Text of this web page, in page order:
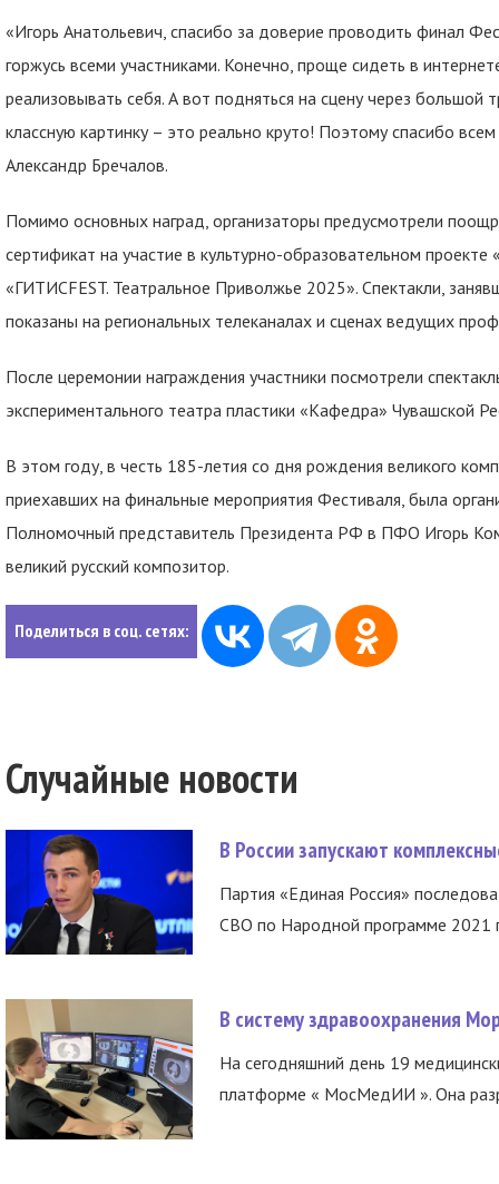
«Игорь Анатольевич, спасибо за доверие проводить финал
горжусь всеми участниками. Конечно, проще сидеть в
реализовывать себя. А вот подняться на сцену через
классную картинку – это реально круто! Поэтому спасибо
Александр Бречалов.
Помимо основных наград, организаторы предусмотрели
сертификат на участие в культурно-образовательном
«ГИТИСFEST. Театральное Приволжье 2025». Спектакли,
показаны на региональных телеканалах и сценах ведущих
После церемонии награждения участники посмотрели
экспериментального театра пластики «Кафедра» Чувашской
В этом году, в честь 185-летия со дня рождения великого
приехавших на финальные мероприятия Фестиваля, была
Полномочный представитель Президента РФ в ПФО Игорь
великий русский композитор.
Поделиться в соц. сетях:
Случайные новости
В России запускают
Партия «Единая Россия»
СВО по Народной программе 2021
В систему здравоохранения
На сегодняшний день 19
платформе « МосМедИИ ». Она